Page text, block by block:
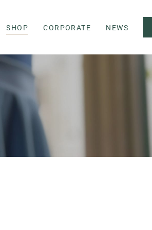
SHOP CORPORATE NEWS